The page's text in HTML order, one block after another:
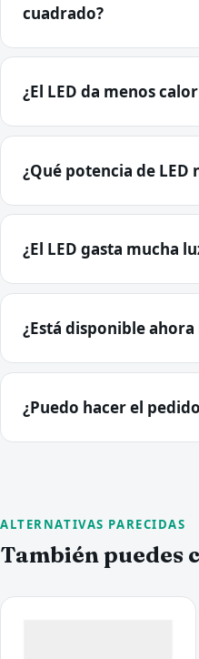
cuadrado?
¿El LED da menos
¿Qué potencia de LED
¿El LED gasta mucha
¿Está disponible
¿Puedo hacer el
ALTERNATIVAS PARECIDAS
También puedes